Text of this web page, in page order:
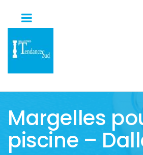
Margelles
piscine –